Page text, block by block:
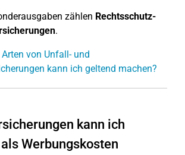
zählen Rechtsschutz-
.
von Unfall- und
kann ich geltend machen?
kann ich
Werbungskosten